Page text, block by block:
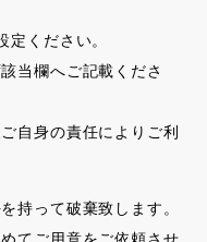
ください。
当欄へご記載くださ
自身の責任によりご利
持って破棄致します。